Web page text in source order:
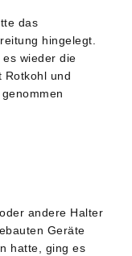
das
hingelegt.
wieder die
Rotkohl und
andere Halter
Geräte
hatte, ging es